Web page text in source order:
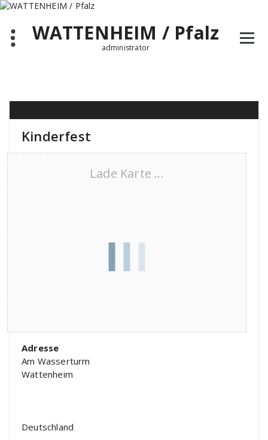
Zum
springenWATTENHEIM / Pfalz
administrator
Kinderfest
Lade Karte ...
Adresse
Am Wasserturm
Wattenheim
Deutschland